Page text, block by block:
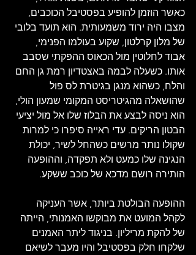
כאשר הוזמן להופיע בפסטיבל הכוכבים,
מצבו היה ירוד משמעותית. הוא תועד בלובי
של מלון קרלטון, שקוע בעולמו הפנימי,
אבוד לחלוטין מול הכאוס ההפקתי שסבב
אותו. כשעלה לבמה באצטדיון רמת גן החם
והלח, כשהוא מנגן בגיטרת לס פול
שהושאלה מהגיטריסט המקומי שמעון הולי,
הוא ניסה לבצע את הבלוז שלו אל מול יציעי
הבטון הריקים. עדי ראייה סיפרו כי למרות
שקולו נותר מרשים כשהחל לשיר, יכולת
הנגינה שלו כמעט ולא תפקדה, וההופעה
הותירה רושם מדכא של כוכב ששקע.
ההופעה הבולטת ביותר, אשר העניקה
לקהל המועט את מבוקשו האמנותי, הייתה
של להקת מריליון. בניגוד ליתר האמנים
שלקחו חלק בפסטיבל והיו מעבר לשיאם